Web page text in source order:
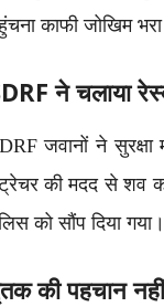
काफी जोखिम
ने चलाया
जवानों ने
की मदद से शव
को सौंप दिया गया।
की पहचान